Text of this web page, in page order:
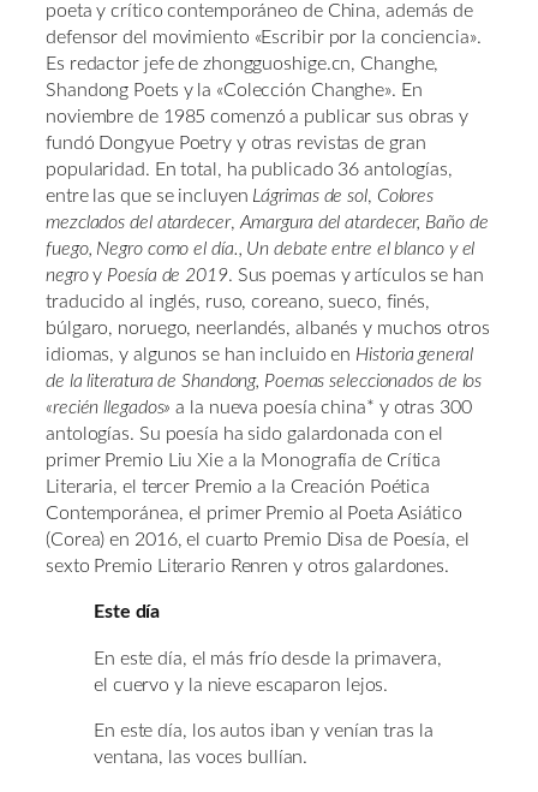
poeta y crítico contemporáneo de China, además de
defensor del movimiento «Escribir por la conciencia».
Es redactor jefe de zhongguoshige.cn, Changhe,
Shandong Poets y la «Colección Changhe». En
noviembre de 1985 comenzó a publicar sus obras y
fundó Dongyue Poetry y otras revistas de gran
popularidad. En total, ha publicado 36 antologías,
entre las que se incluyen Lágrimas de sol, Colores
mezclados del atardecer, Amargura del atardecer, Baño de
fuego, Negro como el día., Un debate entre el blanco y el
negroy Poesía de 2019. Sus poemas y artículos se han
traducido al inglés, ruso, coreano, sueco, finés,
búlgaro, noruego, neerlandés, albanés y muchos otros
idiomas, y algunos se han incluido en Historia general
de la literatura de Shandong, Poemas seleccionados de los
«recién llegados» a la nueva poesía china* y otras 300
antologías. Su poesía ha sido galardonada con el
primer Premio Liu Xie a la Monografía de Crítica
Literaria, el tercer Premio a la Creación Poética
Contemporánea, el primer Premio al Poeta Asiático
(Corea) en 2016, el cuarto Premio Disa de Poesía, el
sexto Premio Literario Renren y otros galardones.
Este día
En este día, el más frío desde la primavera,
el cuervo y la nieve escaparon lejos.
En este día, los autos iban y venían tras la
ventana, las voces bullían.